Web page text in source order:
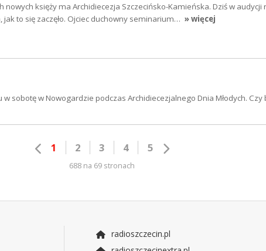
nowych księży ma Archidiecezja Szczecińsko-Kamieńska. Dziś w
jak to się zaczęło. Ojciec duchowny seminarium… » więcej
w sobotę w Nowogardzie podczas Archidiecezjalnego Dnia Młodych.
1 2 3 4 5
688 na 69 stronach
radioszczecin.pl